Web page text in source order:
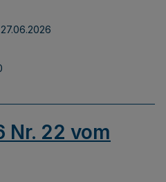
27.06.2026
Nr. 22 vom